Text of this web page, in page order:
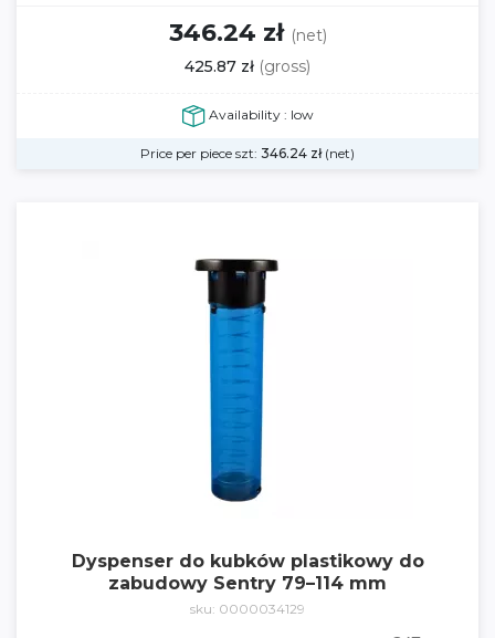
346.24 zł (net)
425.87 zł (gross)
Availability : low
Price per piece szt: 346.24 zł(net)
Dyspenser do kubków plastikowy do
zabudowy Sentry 79–114 mm
sku: 0000034129